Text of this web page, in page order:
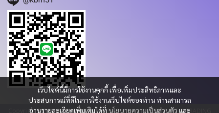
เว็บไซต์นี้มีการใช้งานคุกกี้ เพื่อเพิ่มประสิทธิภาพและ
ประสบการณ์ที่ดีในการใช้งานเว็บไซต์ของท่าน ท่านสามารถ
อ่านรายละเอียดเพิ่มเติมได้ที่ นโยบายความเป็นส่วนตัว และ
Copyright 2023 | All Rights Reserved | Powered by KBM PART & TRADING